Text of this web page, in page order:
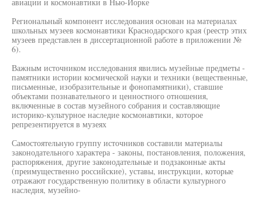
Региональный компонент исследования основан на материалах
школьных музеев космонавтики Краснодарского края (реестр этих
музеев представлен в диссертационной работе в приложении №
6).
Важным источником исследования явились музейные предметы -
памятники истории космической науки и техники (вещественные,
письменные, изобразительные и фонопамятники), ставшие
объектами познавательного и ценностного отношения,
включенные в состав музейного собрания и составляющие
историко-культурное наследие космонавтики, которое
репрезентируется в музеях
Самостоятельную группу источников составили материалы
законодательного характера - законы, постановления, положения,
распоряжения, другие законодательные и подзаконные акты
(преимущественно российские), уставы, инструкции, которые
отражают государственную политику в области культурного
наследия, музейно-